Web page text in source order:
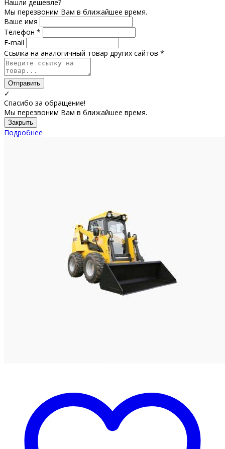
Нашли дешевле?
Мы перезвоним Вам в ближайшее время.
Ваше имя
Телефон *
E-mail
Ссылка на аналогичный товар других сайтов *
Отправить
✓
Спасибо за обращение!
Мы перезвоним Вам в ближайшее время.
Закрыть
Подробнее